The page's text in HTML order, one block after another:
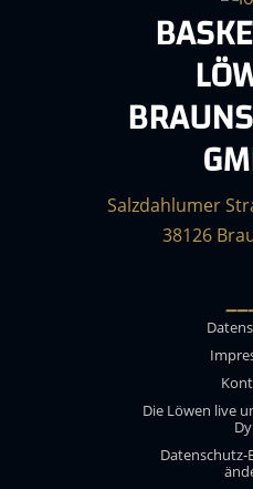
Salzdahlumer
38126
Die Löwen live
Datenschutz-